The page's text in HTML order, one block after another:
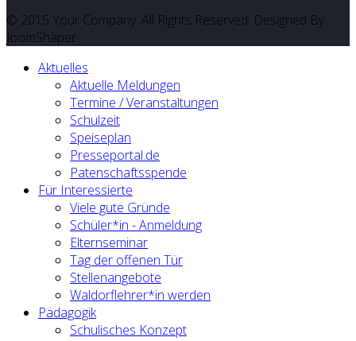
© 2015 Your Company. All Rights Reserved. Designed By
JoomShaper
Aktuelles
Aktuelle Meldungen
Termine / Veranstaltungen
Schulzeit
Speiseplan
Presseportal.de
Patenschaftsspende
Für Interessierte
Viele gute Gründe
Schüler*in - Anmeldung
Elternseminar
Tag der offenen Tür
Stellenangebote
Waldorflehrer*in werden
Pädagogik
Schulisches Konzept